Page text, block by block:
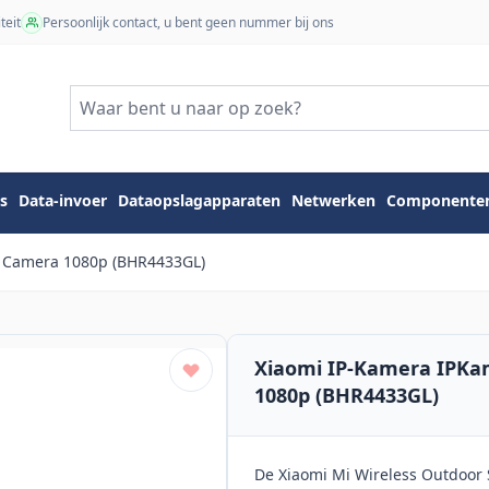
Persoonlijk contact, u bent geen nummer bij ons
Data-invoer Dataopslagapparaten Netwerken
1080p (BHR4433GL)
Xiaomi IP-Kamera
1080p (BHR4433GL)
De Xiaomi Mi Wireless